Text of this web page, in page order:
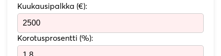
Kuukausipalkka (€):
Korotusprosentti (%):